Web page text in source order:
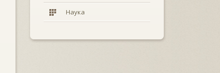
Наука